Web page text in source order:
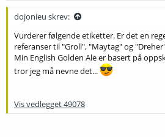
dojonieu skrev:
Vurderer følgende etiketter. Er det en
referanser til "Groll", "Maytag" og
Min English Golden Ale er basert på
tror jeg må nevne det...
Vis vedlegget 49078